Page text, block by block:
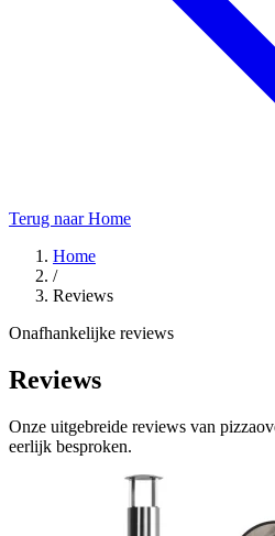
Terug naar Home
Home
/
Reviews
Onafhankelijke reviews
Reviews
Onze uitgebreide reviews van
eerlijk besproken.